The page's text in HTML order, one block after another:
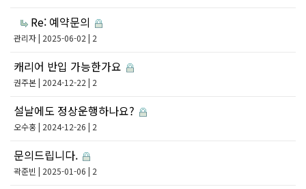
Re: 예약문의
관리자| 2025-06-02 | 2
캐리어 반입 가능한가요
권주본| 2024-12-22 | 2
설날에도 정상운행하나요?
오수홍| 2024-12-26 | 2
문의드립니다.
곽준빈 | 2025-01-06 | 2